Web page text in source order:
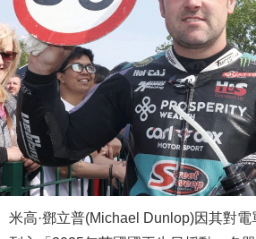
米高·鄧立普(Michael Dunlop)因其對